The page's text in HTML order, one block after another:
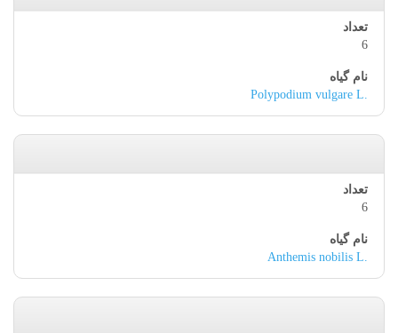
6
Polypodium vulgare L.
6
Anthemis nobilis L.